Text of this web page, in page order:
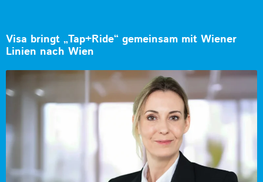
Visa bringt „Tap+Ride“ gemeinsam mit Wiener
Linien nach Wien